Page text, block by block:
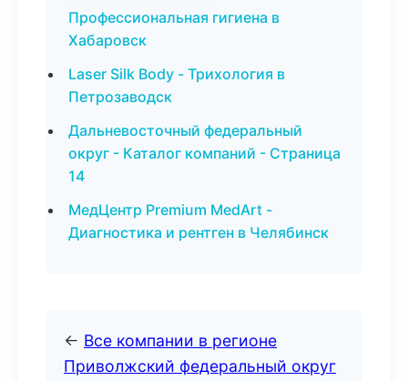
Профессиональная гигиена в
Хабаровск
Laser Silk Body - Трихология в
Петрозаводск
Дальневосточный федеральный
округ - Каталог компаний - Страница
14
МедЦентр Premium MedArt -
Диагностика и рентген в Челябинск
← Все компании в регионе
Приволжский федеральный округ